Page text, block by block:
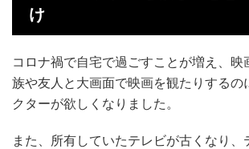
け
コロナ禍で自宅で過ごすことが増え、映
族や友人と大画面で映画を観たりするの
クターが欲しくなりました。
また、所有していたテレビが古くなり、